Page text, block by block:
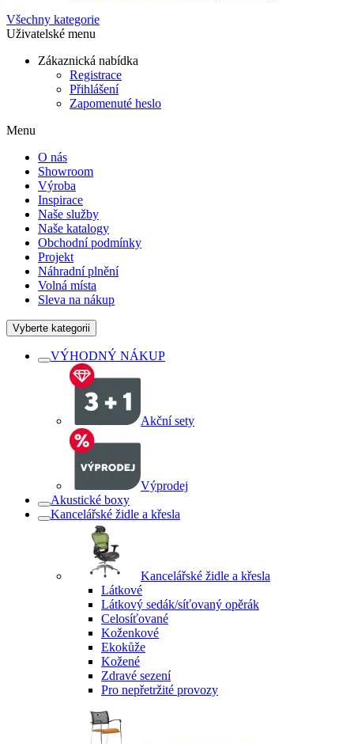
Všechny kategorie
Uživatelské menu
Zákaznická nabídka
Registrace
Přihlášení
Zapomenuté heslo
Menu
O nás
Showroom
Výroba
Inspirace
Naše služby
Naše katalogy
Obchodní podmínky
Projekt
Náhradní plnění
Volná místa
Sleva na nákup
Vyberte kategorii
VÝHODNÝ NÁKUP
Akční sety
Výprodej
Akustické boxy
Kancelářské židle a křesla
Kancelářské židle a křesla
Látkové
Látkový sedák/síťovaný opěrák
Celosíťované
Koženkové
Ekokůže
Kožené
Zdravé sezení
Pro nepřetržité provozy